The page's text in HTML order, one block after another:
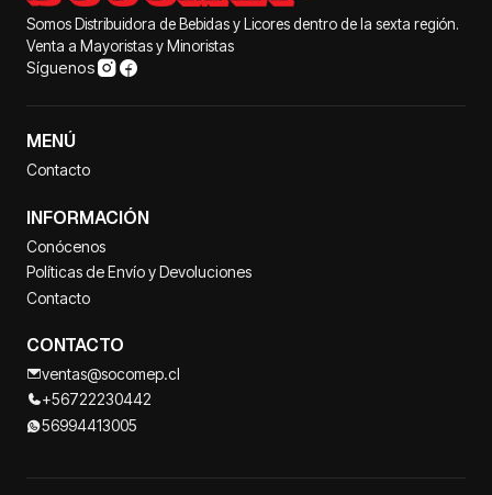
Somos Distribuidora de Bebidas y Licores dentro de la sexta región.
Venta a Mayoristas y Minoristas
Síguenos
MENÚ
Contacto
INFORMACIÓN
Conócenos
Políticas de Envío y Devoluciones
Contacto
CONTACTO
ventas@socomep.cl
+56722230442
56994413005